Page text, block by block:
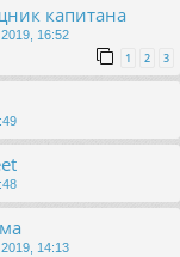
капитана
16:52
1 2 3
2019, 14:13